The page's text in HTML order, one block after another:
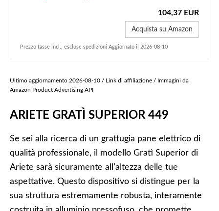
104,37 EUR
Acquista su Amazon
Prezzo tasse incl., escluse spedizioni Aggiornato il 2026-08-10
Ultimo aggiornamento 2026-08-10 / Link di affiliazione / Immagini da
Amazon Product Advertising API
ARIETE GRATÌ SUPERIOR 449
Se sei alla ricerca di un grattugia pane elettrico di
qualità professionale, il modello Gratì Superior di
Ariete sarà sicuramente all’altezza delle tue
aspettative. Questo dispositivo si distingue per la
sua struttura estremamente robusta, interamente